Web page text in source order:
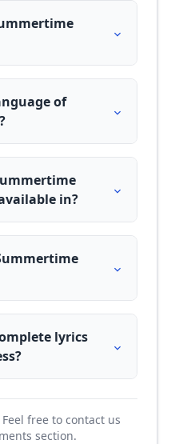
of
in?
lyrics
free to contact us
section.